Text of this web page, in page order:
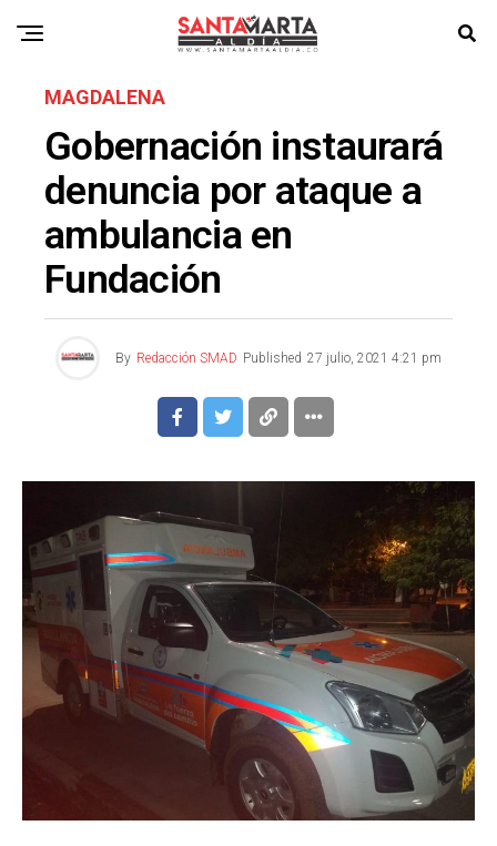
MAGDALENA
Gobernación instaurará
denuncia por ataque a
ambulancia en
Fundación
By Redacción SMAD Published 27 julio, 2021 4:21 pm